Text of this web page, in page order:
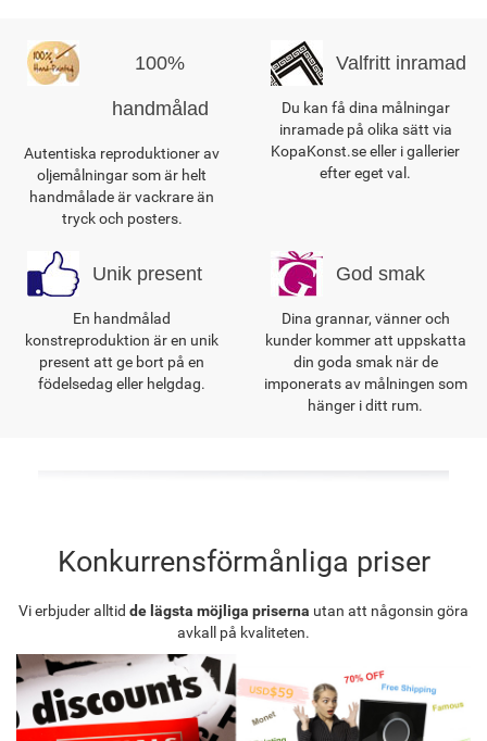
100%
handmålad
Autentiska reproduktioner av
oljemålningar som är helt
handmålade är vackrare än
tryck och posters.
Valfritt inramad
Du kan få dina målningar
inramade på olika sätt via
KopaKonst.se eller i gallerier
efter eget val.
Unik present
En handmålad
konstreproduktion är en unik
present att ge bort på en
födelsedag eller helgdag.
God smak
Dina grannar, vänner och
kunder kommer att uppskatta
din goda smak när de
imponerats av målningen som
hänger i ditt rum.
Konkurrensförmånliga priser
Vi erbjuder alltid de lägsta möjliga priserna utan att någonsin göra
avkall på kvaliteten.